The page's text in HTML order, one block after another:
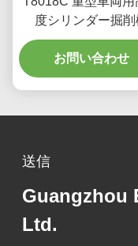
度シリンダー掘
お問い合わせ
送信
Guangzhou
Ltd.